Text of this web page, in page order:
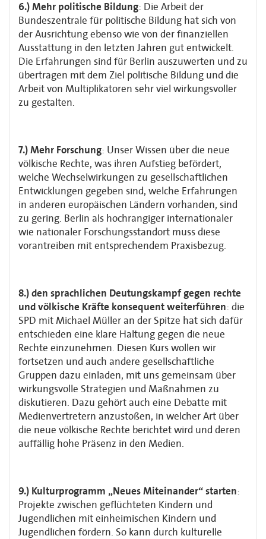
6.) Mehr politische Bildung: Die Arbeit der
Bundeszentrale für politische Bildung hat sich von
der Ausrichtung ebenso wie von der finanziellen
Ausstattung in den letzten Jahren gut entwickelt.
Die Erfahrungen sind für Berlin auszuwerten und zu
übertragen mit dem Ziel politische Bildung und die
Arbeit von Multiplikatoren sehr viel wirkungsvoller
zu gestalten.
7.) Mehr Forschung: Unser Wissen über die neue
völkische Rechte, was ihren Aufstieg befördert,
welche Wechselwirkungen zu gesellschaftlichen
Entwicklungen gegeben sind, welche Erfahrungen
in anderen europäischen Ländern vorhanden, sind
zu gering. Berlin als hochrangiger internationaler
wie nationaler Forschungsstandort muss diese
vorantreiben mit entsprechendem Praxisbezug.
8.) den sprachlichen Deutungskampf gegen rechte
und völkische Kräfte konsequent weiterführen: die
SPD mit Michael Müller an der Spitze hat sich dafür
entschieden eine klare Haltung gegen die neue
Rechte einzunehmen. Diesen Kurs wollen wir
fortsetzen und auch andere gesellschaftliche
Gruppen dazu einladen, mit uns gemeinsam über
wirkungsvolle Strategien und Maßnahmen zu
diskutieren. Dazu gehört auch eine Debatte mit
Medienvertretern anzustoßen, in welcher Art über
die neue völkische Rechte berichtet wird und deren
auffällig hohe Präsenz in den Medien.
9.) Kulturprogramm „Neues Miteinander“ starten:
Projekte zwischen geflüchteten Kindern und
Jugendlichen mit einheimischen Kindern und
Jugendlichen fördern. So kann durch kulturelle